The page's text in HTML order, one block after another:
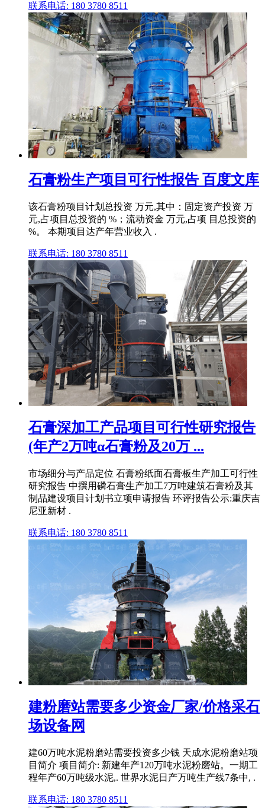
联系电话: 180 3780 8511
石膏粉生产项目可行性报告 百度文库
该石膏粉项目计划总投资 万元,其中：固定资产投资 万
元,占项目总投资的 %；流动资金 万元,占项 目总投资的
%。 本期项目达产年营业收入 .
联系电话: 180 3780 8511
石膏深加工产品项目可行性研究报告
(年产2万吨α石膏粉及20万 ...
市场细分与产品定位 石膏粉纸面石膏板生产加工可行性
研究报告 中撰用磷石膏生产加工7万吨建筑石膏粉及其
制品建设项目计划书立项申请报告 环评报告公示:重庆吉
尼亚新材 .
联系电话: 180 3780 8511
建粉磨站需要多少资金厂家/价格采石
场设备网
建60万吨水泥粉磨站需要投资多少钱 天成水泥粉磨站项
目简介 项目简介: 新建年产120万吨水泥粉磨站。一期工
程年产60万吨级水泥,. 世界水泥日产万吨生产线7条中, .
联系电话: 180 3780 8511